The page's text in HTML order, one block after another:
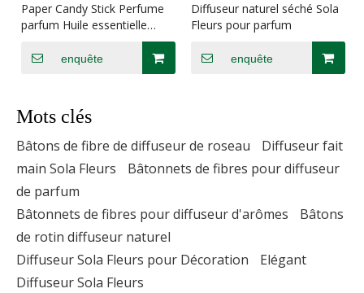
Paper Candy Stick Perfume
parfum Huile essentielle
Diffuseur Éco-Flower Flower
Air Humidificateur Paper
enquête
Diffuseur naturel séché Sola
Fleurs pour parfum
enquête
Mots clés
Bâtons de fibre de diffuseur de roseau
Diffuseur fait
main Sola Fleurs
Bâtonnets de fibres pour diffuseur
de parfum
Bâtonnets de fibres pour diffuseur d'arômes
Bâtons
de rotin diffuseur naturel
Diffuseur Sola Fleurs pour Décoration
Elégant
Diffuseur Sola Fleurs